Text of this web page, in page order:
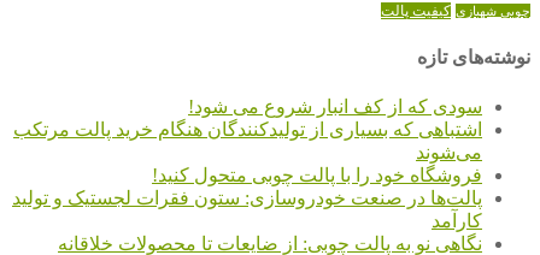
چوبی شهبازی کیفیت پالت
نوشته‌های تازه
سودی که از کف انبار شروع می شود!
اشتباهی که بسیاری از تولیدکنندگان هنگام خرید پالت مرتکب
می‌شوند
فروشگاه خود را با پالت چوبی متحول کنید!
پالت‌ها در صنعت خودروسازی: ستون فقرات لجستیک و تولید
کارآمد
نگاهی نو به پالت چوبی: از ضایعات تا محصولات خلاقانه